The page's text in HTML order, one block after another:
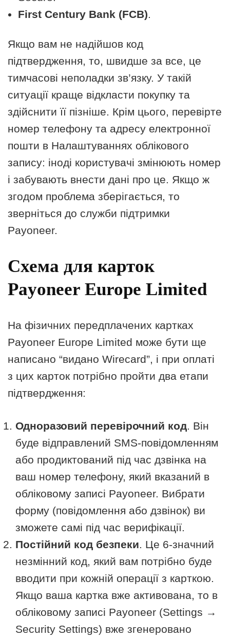
First Century Bank (FCB).
Якщо вам не надійшов код
підтвердження, то, швидше за все, це
тимчасові неполадки зв’язку. У такій
ситуації краще відкласти покупку та
здійснити її пізніше. Крім цього, перевірте
номер телефону та адресу електронної
пошти в Налаштуваннях облікового
запису: іноді користувачі змінюють номер
і забувають внести дані про це. Якщо ж
згодом проблема зберігається, то
зверніться до служби підтримки
Payoneer.
Схема для карток
Payoneer Europe Limited
На фізичних передплачених картках
Payoneer Europe Limited може бути ще
написано “видано Wirecard”, і при оплаті
з цих карток потрібно пройти два етапи
підтвердження:
Одноразовий перевірочний код. Він
буде відправлений SMS-повідомленням
або продиктований під час дзвінка на
ваш номер телефону, який вказаний в
обліковому записі Payoneer. Вибрати
форму (повідомлення або дзвінок) ви
зможете самі під час верифікації.
Постійний код безпеки. Це 6-значний
незмінний код, який вам потрібно буде
вводити при кожній операції з карткою.
Якщо ваша картка вже активована, то в
обліковому записі Payoneer (Settings →
Security Settings) вже згенеровано